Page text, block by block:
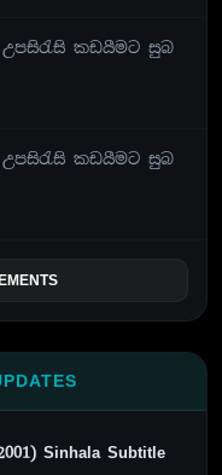
කඩයීමට සුබ
කඩයීමට සුබ
Sinhala Subtitle